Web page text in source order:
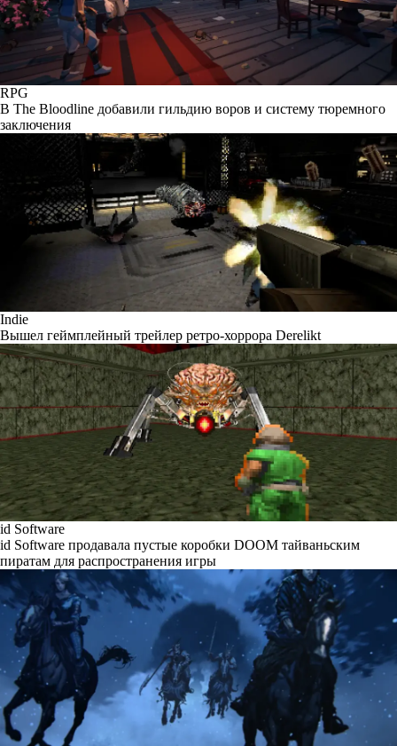
RPG
В The Bloodline добавили гильдию воров и систему тюремного
заключения
Indie
Вышел геймплейный трейлер ретро-хоррора Derelikt
id Software
id Software продавала пустые коробки DOOM тайваньским
пиратам для распространения игры